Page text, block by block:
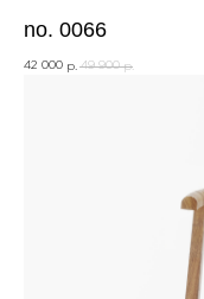
no. 0066
42 000 р. 49 900 р.